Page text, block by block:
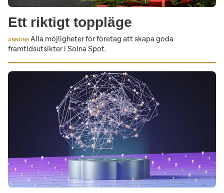
Ett riktigt toppläge
ANNONS Alla möjligheter för företag att skapa goda
framtidsutsikter i Solna Spot.